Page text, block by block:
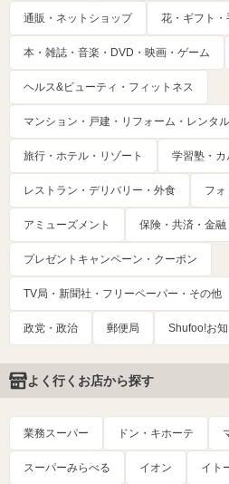
通販・ネットショップ 花・ギフト・
本・雑誌・音楽・DVD・映画・ゲーム
ヘルス&ビューティ・フィットネス
マンション・戸建・リフォーム・レンタ
旅行・ホテル・リゾート 学習塾・
レストラン・デリバリー・外食 フ
アミューズメント 保険・共済・金融
プレゼントキャンペーン・クーポン
TV局・新聞社・フリーペーパー・その他
政党・政治 郵便局 Shufoo!お
よく行くお店から探す
業務スーパー ドン・キホーテ
スーパーみらべる イオン イト